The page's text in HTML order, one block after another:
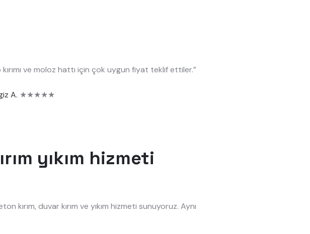
kırımı ve moloz hattı için çok uygun fiyat teklif ettiler.”
A. ★★★★★
yıkım hizmeti
duvar kırım ve yıkım hizmeti sunuyoruz. Aynı